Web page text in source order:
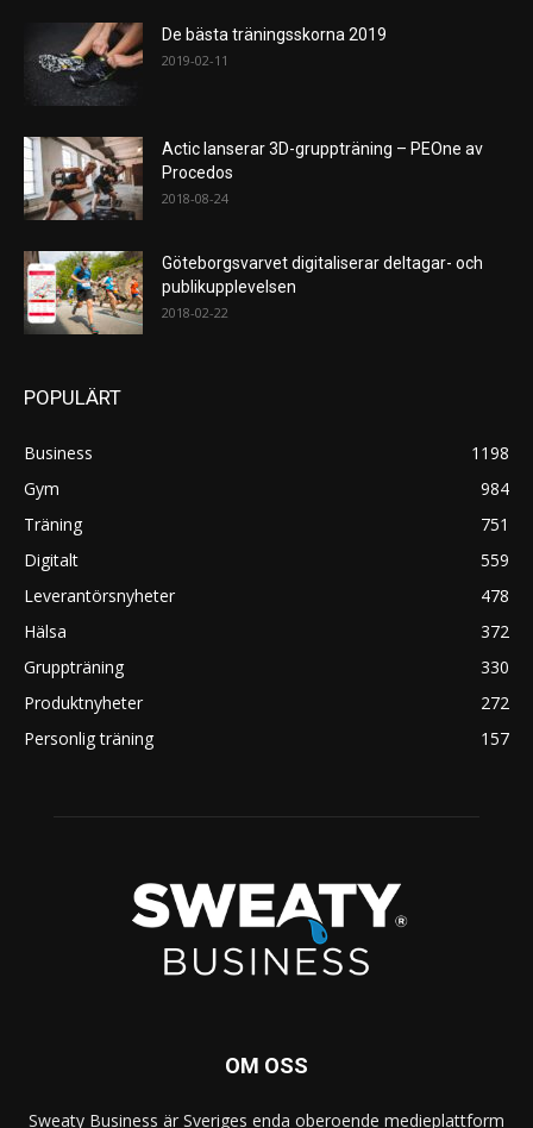
De bästa träningsskorna 2019
2019-02-11
Actic lanserar 3D-gruppträning – PEOne av
Procedos
2018-08-24
Göteborgsvarvet digitaliserar deltagar- och
publikupplevelsen
2018-02-22
POPULÄRT
Business
1198
Gym
984
Träning
751
Digitalt
559
Leverantörsnyheter
478
Hälsa
372
Gruppträning
330
Produktnyheter
272
Personlig träning
157
OM OSS
Sweaty Business är Sveriges enda oberoende medieplattform